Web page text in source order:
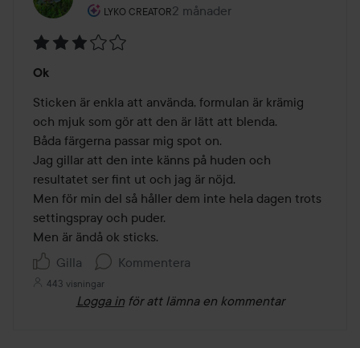
LYKO CREATOR
Användarens roll: Lyko Creator.
2 månader
Inlägget skapades 2 månader
3
av
5
Ok
Sticken är enkla att använda, formulan är krämig
och mjuk som gör att den är lätt att blenda.
Båda färgerna passar mig spot on.
Jag gillar att den inte känns på huden och
resultatet ser fint ut och jag är nöjd.
Men för min del så håller dem inte hela dagen trots
settingspray och puder.
Men är ändå ok sticks.
Gilla
Kommentera
443 visningar
Logga in för att lämna en kommentar